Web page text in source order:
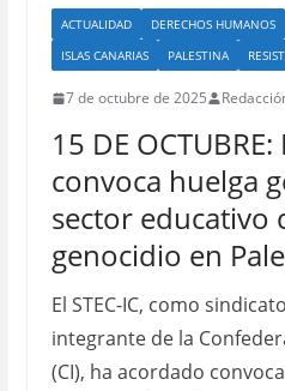
ACTUALIDAD DERECHOS HUMANOS
ISLAS CANARIAS
PALESTINA
7 de octubre de 2025
15 DE OCTUBRE:
convoca huelga
sector educativo
genocidio en
El STEC-IC, como
integrante de la
(CI), ha acordado